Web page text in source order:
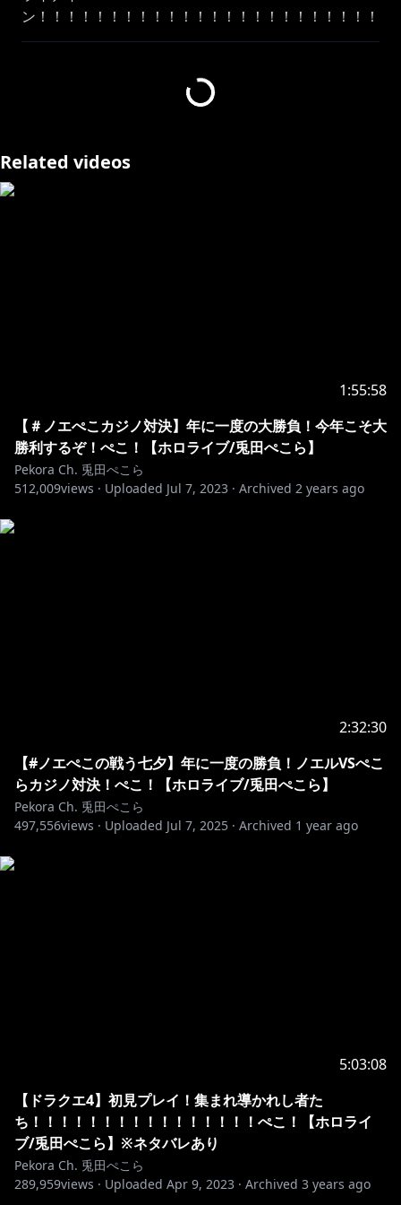
ン！！！！！！！！！！！！！！！！！！！！！！！！
！！！！！！！！！！！！！！！！！！！！！！！！！
⋈ －－－－－－－－－－－－－－－－－－－－－⋈
スを代表とする共同著作者が権利を所有する著作物及び
布は禁止いたします。
© 1995 ARMOR PROJECT/BIRD STUDIO/HEART
BEAT/SQUARE ENIX All Rights Reserved.
© SUGIYAMA KOBO
https://www.youtube.com/channel/UC1DCedRgGHB
dm81E1llLhOQ/join
Related videos
1:55:58
【＃ノエぺこカジノ対決】年に一度の大勝負！今年こそ大
勝利するぞ！ぺこ！【ホロライブ/兎田ぺこら】
Pekora Ch. 兎田ぺこら
512,009views · Uploaded Jul 7, 2023 · Archived 2 years ago
2:32:30
【#ノエぺこの戦う七夕】年に一度の勝負！ノエルVSぺこ
らカジノ対決！ぺこ！【ホロライブ/兎田ぺこら】
Pekora Ch. 兎田ぺこら
497,556views · Uploaded Jul 7, 2025 · Archived 1 year ago
5:03:08
【ドラクエ4】初見プレイ！集まれ導かれし者た
ち！！！！！！！！！！！！！！！！ぺこ！【ホロライ
ブ/兎田ぺこら】※ネタバレあり
Pekora Ch. 兎田ぺこら
289,959views · Uploaded Apr 9, 2023 · Archived 3 years ago